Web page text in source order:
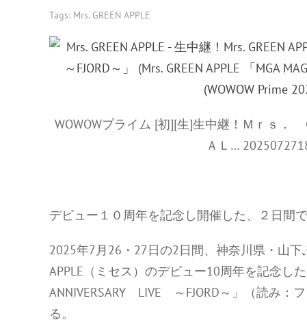
Tags: Mrs. GREEN APPLE
WOWOWプライム [初][生]生中継！Ｍｒｓ
ＡＬ…
デビュー１０周年を記念し開催した、２日間
2025年7月26・27日の2日間、神奈川県・山
APPLE（ミセス）のデビュー10周年を記念
ANNIVERSARY LIVE ～FJORD～」（読み：
る。